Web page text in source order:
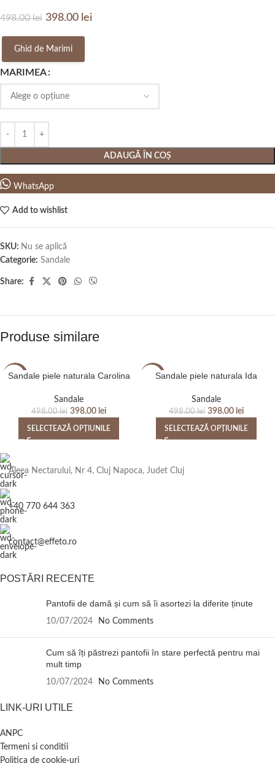
498.00lei 398.00 lei
Ghid de Marimi
MARIMEA
ADAUGĂ ÎN COȘ
WhatsApp
Add to wishlist
SKU: Nu se aplică
Categorie: Sandale
Share:
Produse similare
-20%
Sandale piele naturala Carolina
Sandale
498.00lei 398.00 lei
SELECTEAZĂ OPȚIUNILE
-20%Sandale piele naturala Ida
Sandale
498.00lei 398.00 lei
SELECTEAZĂ OPȚIUNILE
Aleea Nectarului, Nr 4, Cluj Napoca, Judet Cluj
+40 770 644 363
contact@effeto.ro
POSTĂRI RECENTE
Pantofii de damă și cum să îi asortezi la diferite ținute
10/07/2024 No Comments
Cum să îți păstrezi pantofii în stare perfectă pentru mai
mult timp
10/07/2024 No Comments
LINK-URI UTILE
ANPC
Termeni si conditii
Politica de cookie-uri